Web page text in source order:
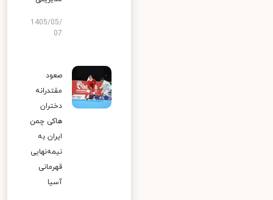
1405/05/
07
صعود
مقتدرانه
دختران
هاکی چمن
ایران به
نیمه‌نهایی
قهرمانی
آسیا